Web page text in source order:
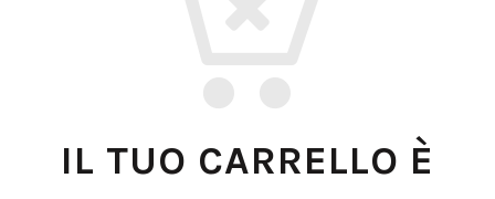
IL TUO CARRELLO È